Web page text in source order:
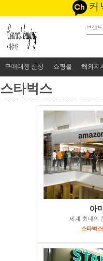
구매대행 신청 쇼핑몰 해외지
스타벅스
아
세계 최대의
스타벅